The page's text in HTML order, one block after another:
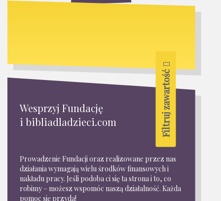
Filtruj zawartość
Wesprzyj Fundację
i bibliadladzieci.com
Prowadzenie Fundacji oraz realizowane przez nas
działania wymagają wielu środków finansowych i
nakładu pracy. Jeśli podoba ci się ta strona i to, co
robimy – możesz wspomóc naszą działalność. Każda
pomoc się przyda!